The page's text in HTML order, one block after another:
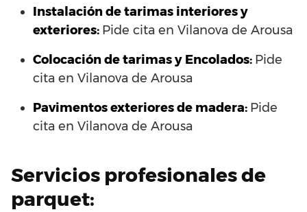
Instalación de tarimas interiores y
exteriores: Pide cita en Vilanova de Arousa
Colocación de tarimas y Encolados: Pide
cita en Vilanova de Arousa
Pavimentos exteriores de madera: Pide
cita en Vilanova de Arousa
Servicios profesionales de
parquet: